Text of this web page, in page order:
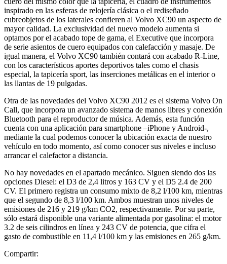
inspirado en las esferas de relojería clásica o el rediseñado
cubreobjetos de los laterales confieren al Volvo XC90 un aspecto de
mayor calidad. La exclusividad del nuevo modelo aumenta si
optamos por el acabado tope de gama, el Executive que incorpora
de serie asientos de cuero equipados con calefacción y masaje. De
igual manera, el Volvo XC90 también contará con acabado R-Line,
con los característicos aportes deportivos tales como el chasis
especial, la tapicería sport, las inserciones metálicas en el interior o
las llantas de 19 pulgadas.
Otra de las novedades del Volvo XC90 2012 es el sistema Volvo On
Call, que incorpora un avanzado sistema de manos libres y conexión
Bluetooth para el reproductor de música. Además, esta función
cuenta con una aplicación para smartphone –iPhone y Android-,
mediante la cual podemos conocer la ubicación exacta de nuestro
vehículo en todo momento, así como conocer sus niveles e incluso
arrancar el calefactor a distancia.
No hay novedades en el apartado mecánico. Siguen siendo dos las
opciones Diesel: el D3 de 2,4 litros y 163 CV y el D5 2.4 de 200
CV. El primero registra un consumo mixto de 8,2 l/100 km, mientras
que el segundo de 8,3 l/100 km. Ambos muestran unos niveles de
emisiones de 216 y 219 g/km CO2, respectivamente. Por su parte,
sólo estará disponible una variante alimentada por gasolina: el motor
3.2 de seis cilindros en línea y 243 CV de potencia, que cifra el
gasto de combustible en 11,4 l/100 km y las emisiones en 265 g/km.
Compartir: